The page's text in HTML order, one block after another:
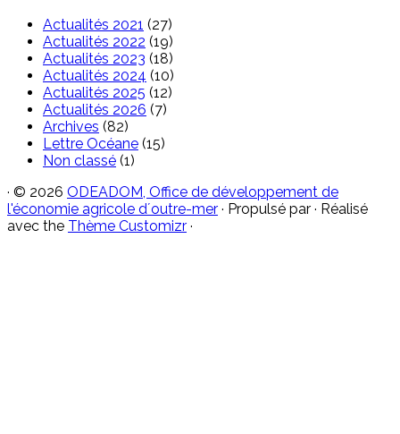
Actualités 2021 (27)
Actualités 2022 (19)
Actualités 2023 (18)
Actualités 2024 (10)
Actualités 2025 (12)
Actualités 2026 (7)
Archives (82)
Lettre Océane (15)
Non classé (1)
· © 2026 ODEADOM, Office de développement de
l'économie agricole d´outre-mer · Propulsé par · Réalisé
avec the Thème Customizr ·